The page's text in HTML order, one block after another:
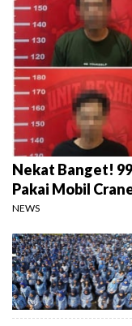
Nekat Banget!
Pakai Mobil
NEWS